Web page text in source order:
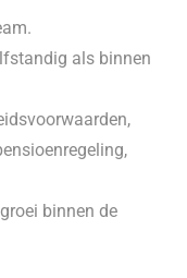
als binnen
binnen de